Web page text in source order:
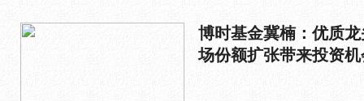
博时基金冀楠：优质
场份额扩张带来投资机